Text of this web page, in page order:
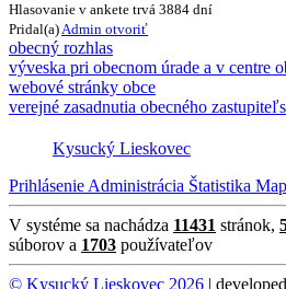
Hlasovanie v ankete trvá 3884 dní
Pridal(a)Admin otvoriť
obecný rozhlas
výveska pri obecnom úrade a v centre
webové stránky obce
verejné zasadnutia obecného
Kysucký Lieskovec
Prihlásenie Administrácia Štatistika
V systéme sa nachádza 11431 stránok,
súborov a 1703 používateľov
© Kysucký Lieskovec 2026 |